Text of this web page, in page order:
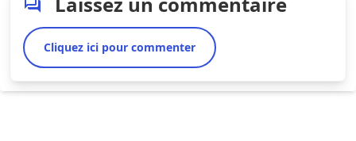
Cliquez ici pour commenter